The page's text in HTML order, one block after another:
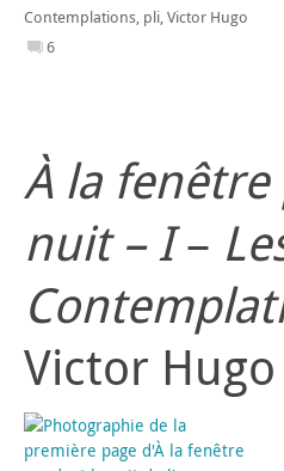
Contemplations, pli,Victor Hugo
6
À la
nuit – I–
Victor Hugo